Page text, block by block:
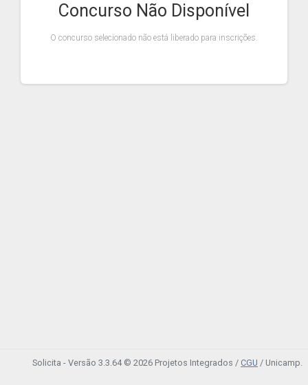
Concurso Não Disponível
O concurso selecionado não está liberado para inscrições.
Solicita - Versão 3.3.64 © 2026 Projetos Integrados / CGU / Unicamp.